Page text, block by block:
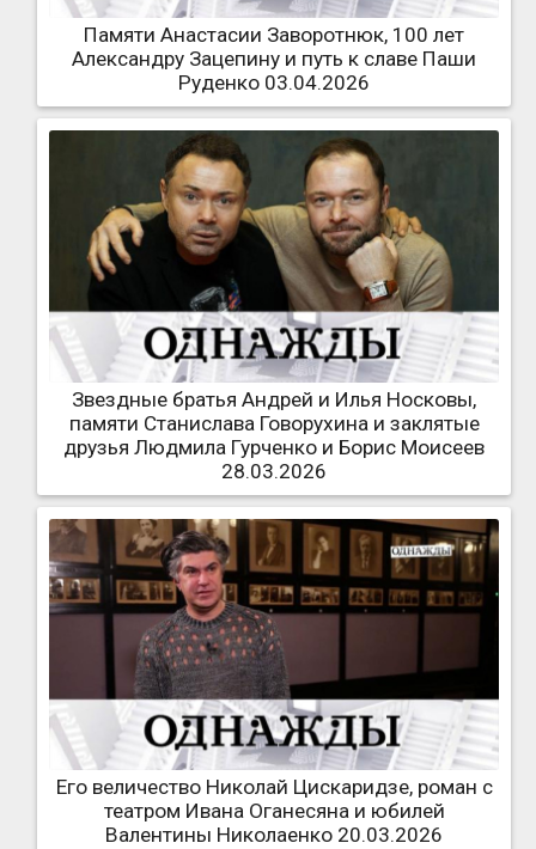
Памяти Анастасии Заворотнюк, 100 лет
Александру Зацепину и путь к славе Паши
Руденко 03.04.2026
Звездные братья Андрей и Илья Носковы,
памяти Станислава Говорухина и заклятые
друзья Людмила Гурченко и Борис Моисеев
28.03.2026
Его величество Николай Цискаридзе, роман с
театром Ивана Оганесяна и юбилей
Валентины Николаенко 20.03.2026